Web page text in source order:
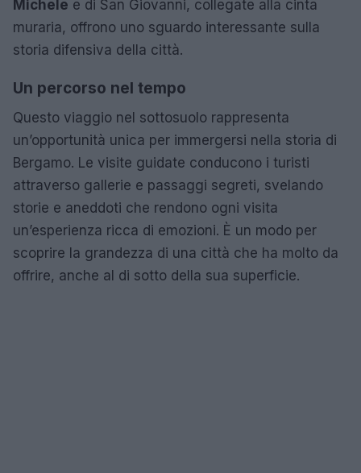
Michele e di San Giovanni, collegate alla cinta
muraria, offrono uno sguardo interessante sulla
storia difensiva della città.
Un percorso nel tempo
Questo viaggio nel sottosuolo rappresenta
un’opportunità unica per immergersi nella storia di
Bergamo. Le visite guidate conducono i turisti
attraverso gallerie e passaggi segreti, svelando
storie e aneddoti che rendono ogni visita
un’esperienza ricca di emozioni. È un modo per
scoprire la grandezza di una città che ha molto da
offrire, anche al di sotto della sua superficie.